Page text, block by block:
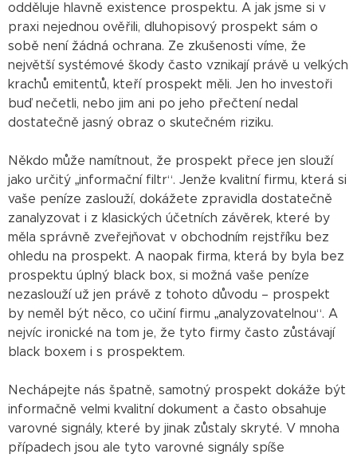
odděluje hlavně existence prospektu. A jak jsme si v
praxi nejednou ověřili, dluhopisový prospekt sám o
sobě není žádná ochrana. Ze zkušenosti víme, že
největší systémové škody často vznikají právě u velkých
krachů emitentů, kteří prospekt měli. Jen ho investoři
buď nečetli, nebo jim ani po jeho přečtení nedal
dostatečně jasný obraz o skutečném riziku.
Někdo může namítnout, že prospekt přece jen slouží
jako určitý „informační filtr“. Jenže kvalitní firmu, která si
vaše peníze zaslouží, dokážete zpravidla dostatečně
zanalyzovat i z klasických účetních závěrek, které by
měla správně zveřejňovat v obchodním rejstříku bez
ohledu na prospekt. A naopak firma, která by byla bez
prospektu úplný black box, si možná vaše peníze
nezaslouží už jen právě z tohoto důvodu – prospekt
by neměl být něco, co učiní firmu „analyzovatelnou“. A
nejvíc ironické na tom je, že tyto firmy často zůstávají
black boxem i s prospektem.
Nechápejte nás špatně, samotný prospekt dokáže být
informačně velmi kvalitní dokument a často obsahuje
varovné signály, které by jinak zůstaly skryté. V mnoha
případech jsou ale tyto varovné signály spíše